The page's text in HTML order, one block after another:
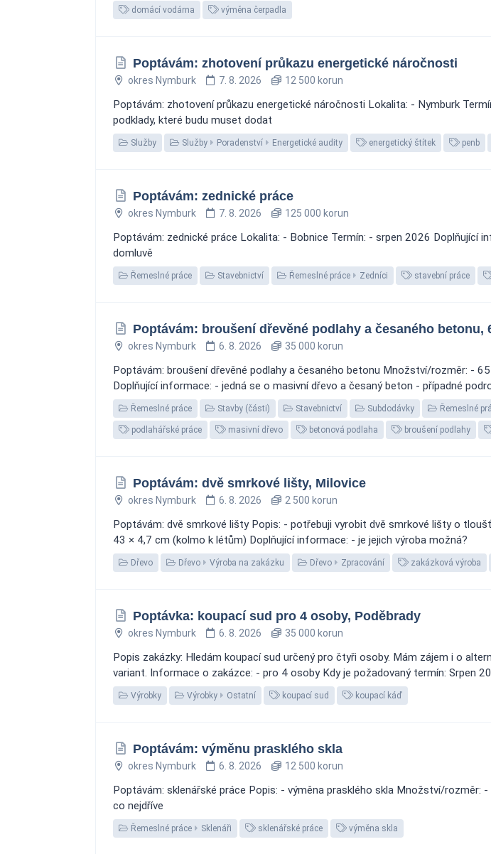
domácí vodárna výměna čerpadla
Poptávám: zhotovení průkazu energetické náročnosti
okres Nymburk 7. 8. 2026 12 500 korun
Poptávám: zhotovení průkazu energetické náročnosti Lokalita: - Nymburk
podklady, které budu muset dodat
Služby Služby Poradenství Energetické audity energetický štítek penb
Poptávám: zednické práce
okres Nymburk 7. 8. 2026 125 000 korun
Poptávám: zednické práce Lokalita: - Bobnice Termín: - srpen 2026 Doplňující
domluvě
Řemeslné práce Stavebnictví Řemeslné práce Zedníci stavební práce
Poptávám: broušení dřevěné podlahy a česaného betonu,
okres Nymburk 6. 8. 2026 35 000 korun
Poptávám: broušení dřevěné podlahy a česaného betonu Množství/rozměr: -
Doplňující informace: - jedná se o masivní dřevo a česaný beton - případné
Řemeslné práce Stavby (části) Stavebnictví Subdodávky Řemeslné
podlahářské práce masivní dřevo betonová podlaha broušení podlahy
Poptávám: dvě smrkové lišty, Milovice
okres Nymburk 6. 8. 2026 2 500 korun
Poptávám: dvě smrkové lišty Popis: - potřebuji vyrobit dvě smrkové lišty o
43 × 4,7 cm (kolmo k létům) Doplňující informace: - je jejich výroba možná?
Dřevo Dřevo Výroba na zakázku Dřevo Zpracování zakázková výroba
Poptávka: koupací sud pro 4 osoby, Poděbrady
okres Nymburk 6. 8. 2026 35 000 korun
Popis zakázky: Hledám koupací sud určený pro čtyři osoby. Mám zájem i o
variant. Informace o zakázce: - pro 4 osoby Kdy je požadovaný termín: Srpen
Výrobky Výrobky Ostatní koupací sud koupací káď
Poptávám: výměnu prasklého skla
okres Nymburk 6. 8. 2026 12 500 korun
Poptávám: sklenářské práce Popis: - výměna prasklého skla Množství/rozměr:
co nejdříve
Řemeslné práce Sklenáři sklenářské práce výměna skla